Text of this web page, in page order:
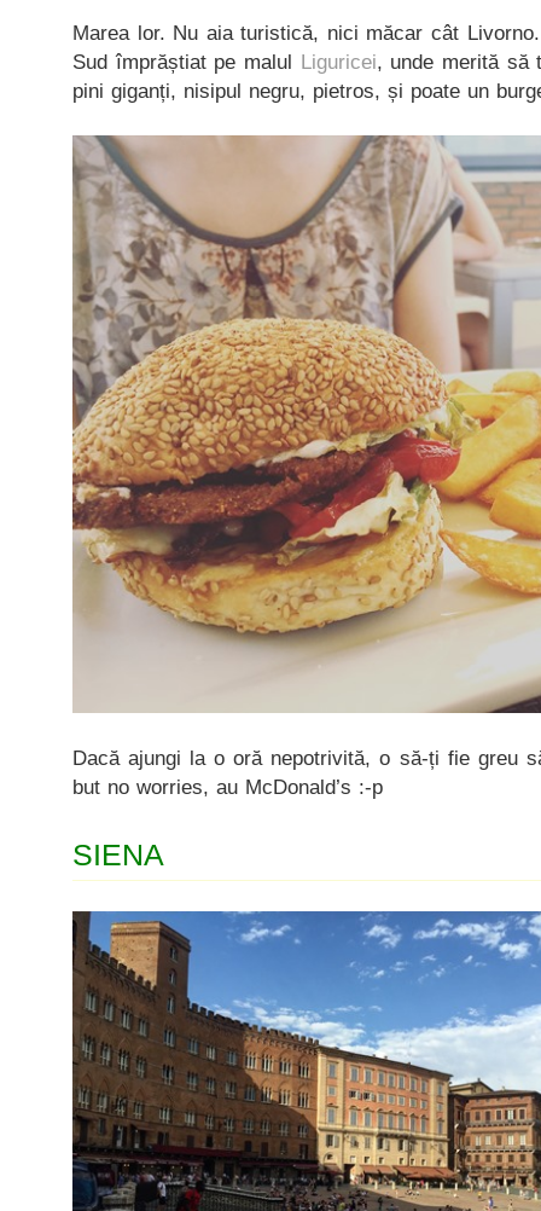
Marea lor. Nu aia turistică, nici măcar cât
Sud împrăștiat pe malul Liguricei, unde merită să
pini giganți, nisipul negru, pietros, și poate un
Dacă ajungi la o oră nepotrivită, o să-ți fie greu
but no worries, au McDonald’s :-p
SIENA